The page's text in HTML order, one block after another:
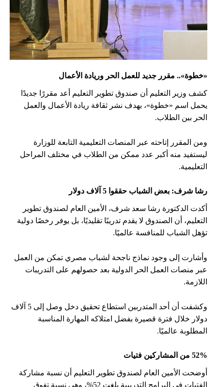
«خطوة».. مقرر جديد للعمل الحر وريادة الأعمال
كشف وزير التعليم أن صندوق تطوير التعليم أعد مقررًا جديدًا
يحمل اسم «خطوة»، بهدف نشر ثقافة ريادة الأعمال والعمل
الحر بين الطلاب.
ومن المقرر إتاحته عبر المنصات التعليمية التابعة للوزارة
ليستفيد منه أكبر عدد ممكن من الطلاب في مختلف المراحل
التعليمية.
رشا شرف: بعض الشباب حققوا 5 آلاف دولار
أكدت الدكتورة رشا سعد شرف، الأمين العام لصندوق تطوير
التعليم، أن الصندوق لا يقدم تدريبًا تقليديًا، بل يوفر رخصًا دولية
تؤهل الشباب للمنافسة عالميًا.
وأشارت إلى وجود نماذج ناجحة لشباب مصري تمكن من العمل
عبر منصات العمل الحر الدولية بعد حصولهم على التدريبات
اللازمة.
وكشفت أن أحد المتدربين استطاع تحقيق دخل وصل إلى 5 آلاف
دولار خلال فترة قصيرة بفضل امتلاكه المهارة المناسبة
المطلوبة عالميًا.
52% من المشاركين فتيات
أوضحت الأمين العام لصندوق تطوير التعليم أن نسبة مشاركة
الفتيات في البرامج التدريبية بلغت 52%، وهي نسبة تفوق